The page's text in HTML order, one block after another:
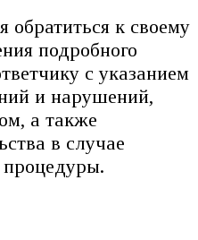
обратиться к своему
подробного
с указанием
и нарушений,
а также
в случае